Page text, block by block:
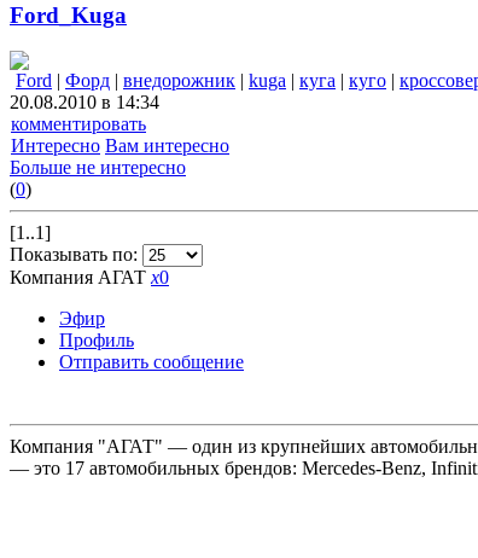
Ford_Kuga
Ford | Форд | внедорожник | kuga | куга | куго |
20.08.2010 в 14:34
комментировать
Интересно Вам интересно
Больше не интересно
(0)
[1..1]
Показывать по:
Компания АГАТ x0
Эфир
Профиль
Отправить сообщение
Компания "АГАТ" — один из крупнейших
— это 17 автомобильных брендов: Mercedes-Benz,